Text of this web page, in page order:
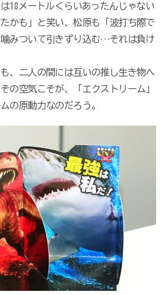
18 メートルくらいあったんじゃない
かも」と笑い、松原も「波打ち際で
みついて引きずり込む…それは負け
、二人の間には互いの推し生き物へ
の空気こそが、「エクストリーム」
の原動力なのだろう。